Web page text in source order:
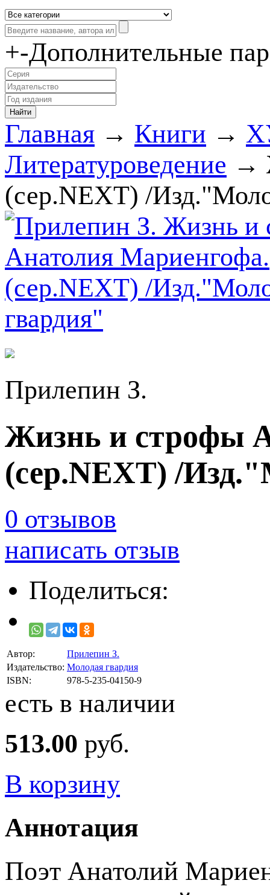
+-Дополнительные
Главная → Книги →
Литературоведение →
(сер.NEXT) /
Прилепин З.
Жизнь и строфы
(сер.NEXT) /
0 отзывов
написать отзыв
Поделиться:
Автор:
Прилепин З.
Издательство: Молодая гвардия
ISBN:
978-5-235-04150-9
есть в наличии
513.00 руб.
В корзину
Аннотация
Поэт Анатолий